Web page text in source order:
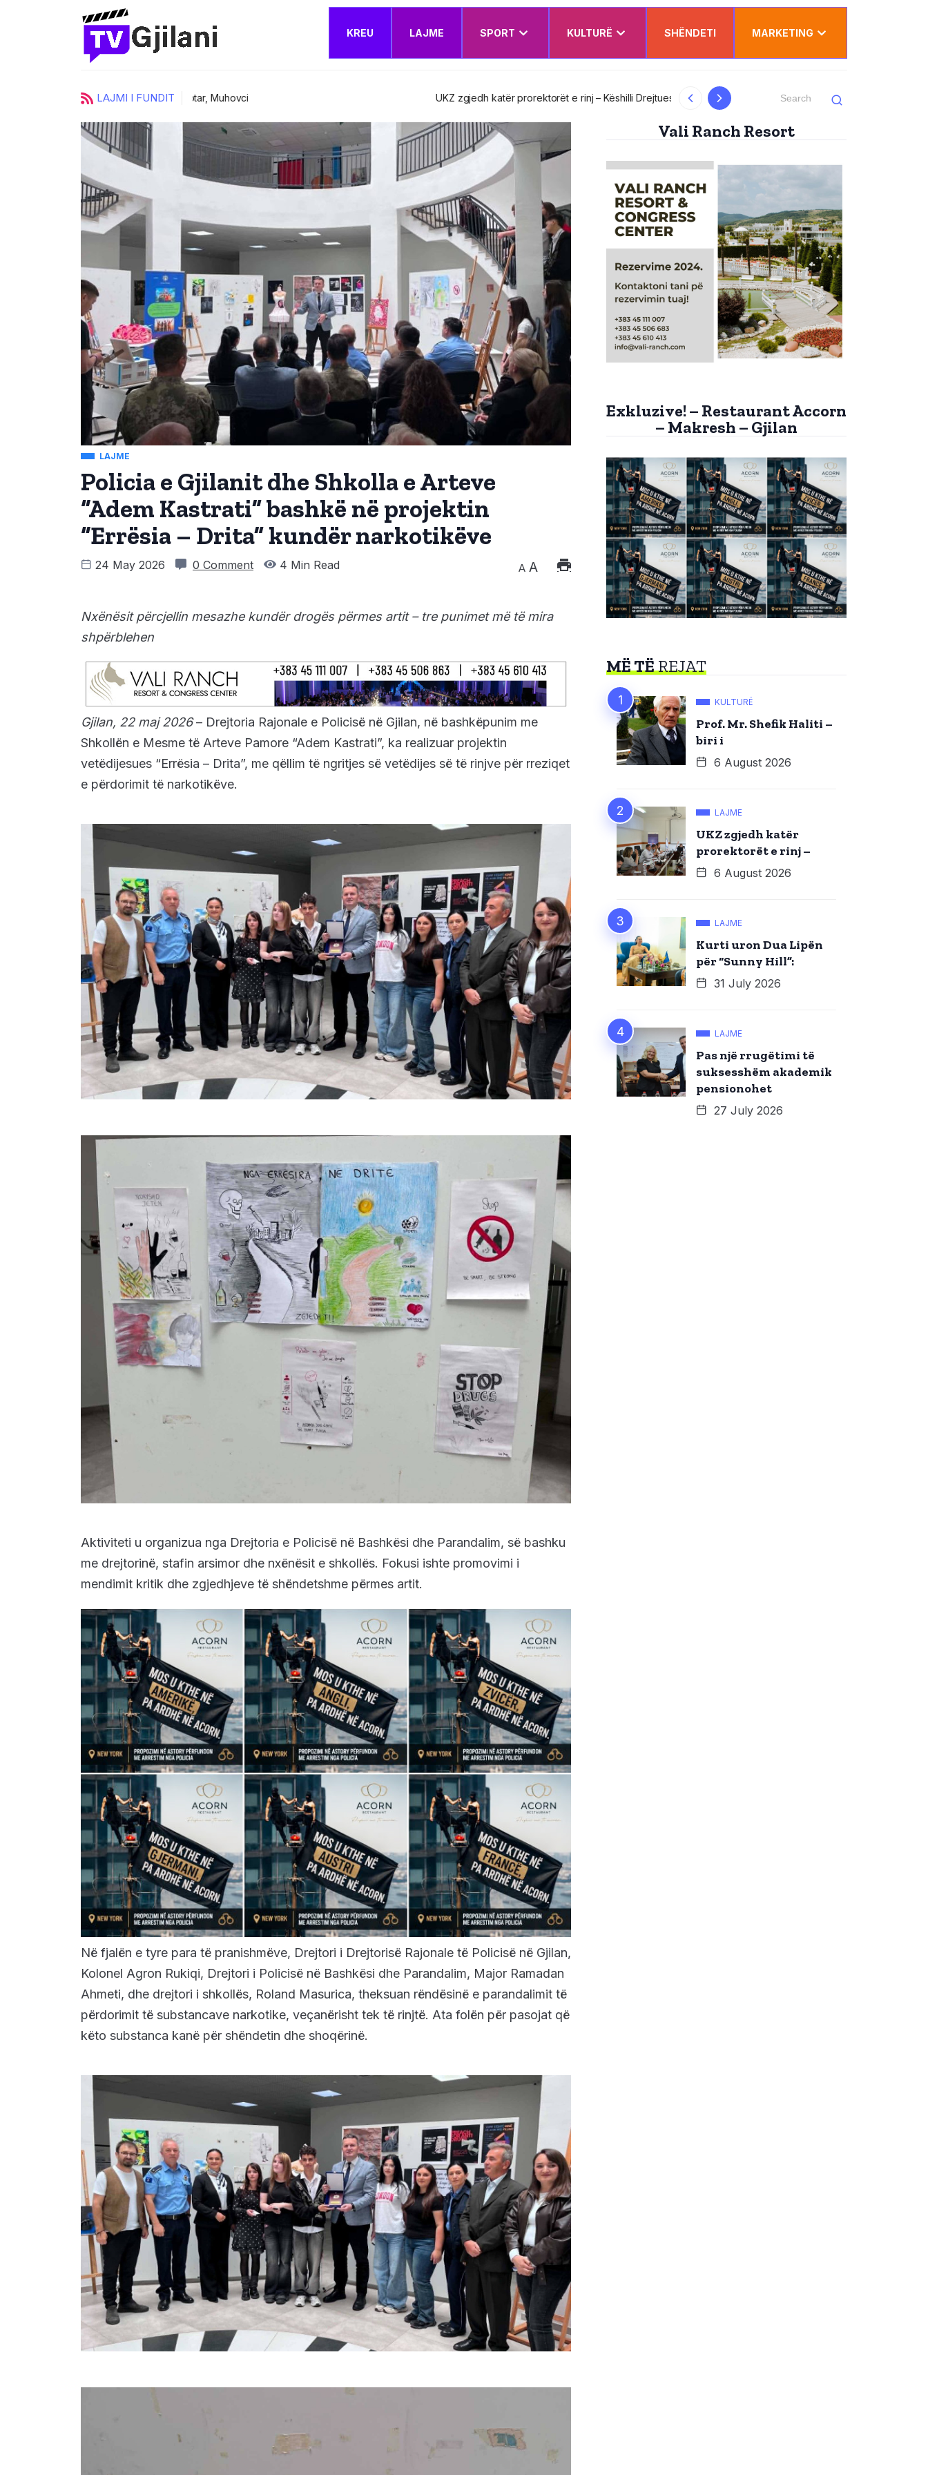
KREU LAJME SPORT KULTURË SHËNDETI MARKETING
LAJMI I FUNDIT UKZ zgjedh katër prorektorët e rinj – Këshilli Drejtues miraton edhe Planin e Veprimit Institucional Kurti uron Dua Lipën për “Sunny Hill”:
LAJME
Policia e Gjilanit dhe Shkolla e Arteve
“Adem Kastrati” bashkë në projektin
“Errësia – Drita” kundër narkotikëve
24 May 2026 0 Comment 4 Min Read A A
Nxënësit përcjellin mesazhe kundër drogës përmes artit – tre punimet më të mira
shpërblehen
Gjilan, 22 maj 2026– Drejtoria Rajonale e Policisë në Gjilan, në bashkëpunim me
Shkollën e Mesme të Arteve Pamore “Adem Kastrati”, ka realizuar projektin
vetëdijesues “Errësia – Drita”, me qëllim të ngritjes së vetëdijes së të rinjve për rreziqet
e përdorimit të narkotikëve.
Aktiviteti u organizua nga Drejtoria e Policisë në Bashkësi dhe Parandalim, së bashku
me drejtorinë, stafin arsimor dhe nxënësit e shkollës. Fokusi ishte promovimi i
mendimit kritik dhe zgjedhjeve të shëndetshme përmes artit.
Në fjalën e tyre para të pranishmëve, Drejtori i Drejtorisë Rajonale të Policisë në Gjilan,
Kolonel Agron Rukiqi, Drejtori i Policisë në Bashkësi dhe Parandalim, Major Ramadan
Ahmeti, dhe drejtori i shkollës, Roland Masurica, theksuan rëndësinë e parandalimit të
përdorimit të substancave narkotike, veçanërisht tek të rinjtë. Ata folën për pasojat që
këto substanca kanë për shëndetin dhe shoqërinë.
Vali Ranch Resort
Exkluzive! – Restaurant Accorn
– Makresh – Gjilan
MË TËREJAT
KULTURË
Prof. Mr. Shefik Haliti –
biri i
6 August 2026
LAJME
UKZ zgjedh katër
prorektorët e rinj –
6 August 2026
LAJME
Kurti uron Dua Lipën
për “Sunny Hill”:
31 July 2026
LAJME
Pas një rrugëtimi të
suksesshëm akademik
pensionohet
27 July 2026